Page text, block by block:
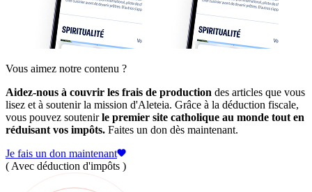
Vous aimez notre contenu ?
Aidez-nous à couvrir les frais de production des articles que vous
lisez et à soutenir la mission d'Aleteia. Grâce à la déduction fiscale,
vous pouvez soutenirle premier site catholique au monde tout en
réduisant vos impôts. Faites un don dès maintenant.
Je fais un don maintenant
( Avec déduction d'impôts )